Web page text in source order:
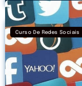
Curso De Redes Sociais